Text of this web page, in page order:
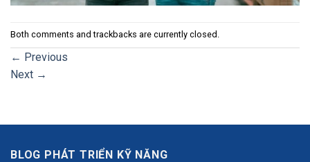
Both comments and trackbacks are currently closed.
← Previous
Next →
BLOG PHÁT TRIỂN KỸ NĂNG